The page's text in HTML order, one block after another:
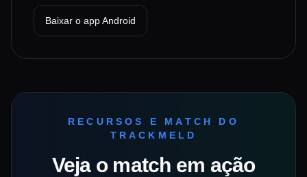
Baixar o app Android
RECURSOS E MATCH DO
TRACKMELD
Veja o match em ação